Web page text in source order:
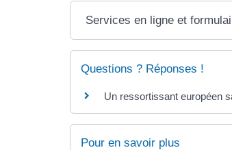
Services en ligne et
Questions ? Réponses !
Un ressortissant européen
Pour en savoir plus